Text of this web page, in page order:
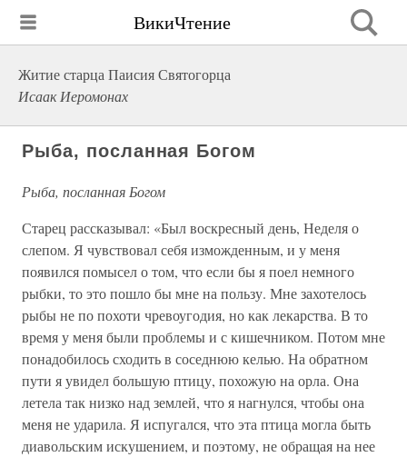
ВикиЧтение
Житие старца Паисия Святогорца
Исаак Иеромонах
Рыба, посланная Богом
Рыба, посланная Богом
Старец рассказывал: «Был воскресный день, Неделя о
слепом. Я чувствовал себя изможденным, и у меня
появился помысел о том, что если бы я поел немного
рыбки, то это пошло бы мне на пользу. Мне захотелось
рыбы не по похоти чревоугодия, но как лекарства. В то
время у меня были проблемы и с кишечником. Потом мне
понадобилось сходить в соседнюю келью. На обратном
пути я увидел большую птицу, похожую на орла. Она
летела так низко над землей, что я нагнулся, чтобы она
меня не ударила. Я испугался, что эта птица могла быть
диавольским искушением, и поэтому, не обращая на нее